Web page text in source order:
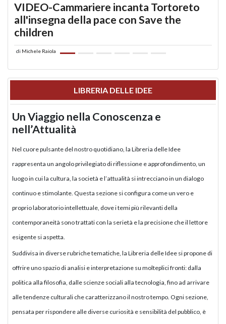
VIDEO-Cammariere incanta Tortoreto
all'insegna della pace con Save the
children
di Michele Raiola
LIBRERIA DELLE IDEE
Un Viaggio nella Conoscenza e
nell’Attualità
Nel cuore pulsante del nostro quotidiano, la Libreria delle Idee
rappresenta un angolo privilegiato di riflessione e approfondimento, un
luogo in cui la cultura, la società e l’attualità si intrecciano in un dialogo
continuo e stimolante. Questa sezione si configura come un vero e
proprio laboratorio intellettuale, dove i temi più rilevanti della
contemporaneità sono trattati con la serietà e la precisione che il lettore
esigente si aspetta.
Suddivisa in diverse rubriche tematiche, la Libreria delle Idee si propone di
offrire uno spazio di analisi e interpretazione su molteplici fronti: dalla
politica alla filosofia, dalle scienze sociali alla tecnologia, fino ad arrivare
alle tendenze culturali che caratterizzano il nostro tempo. Ogni sezione,
pensata per rispondere alle diverse curiosità e sensibilità del pubblico, è